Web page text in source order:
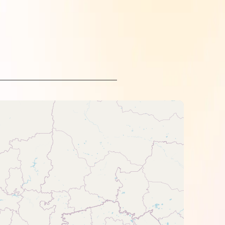
Але найкраще вони працюють